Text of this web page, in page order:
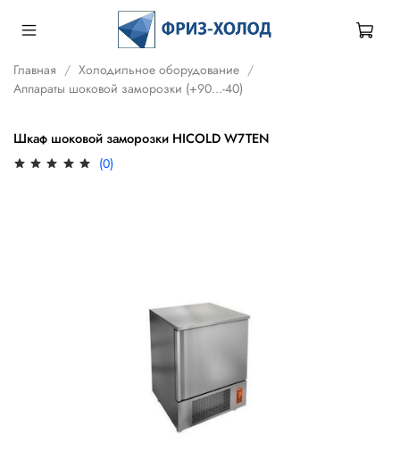
Главная
Холодильное оборудование
Аппараты шоковой заморозки (+90...-40)
Шкаф шоковой заморозки HICOLD W7TEN
(0)